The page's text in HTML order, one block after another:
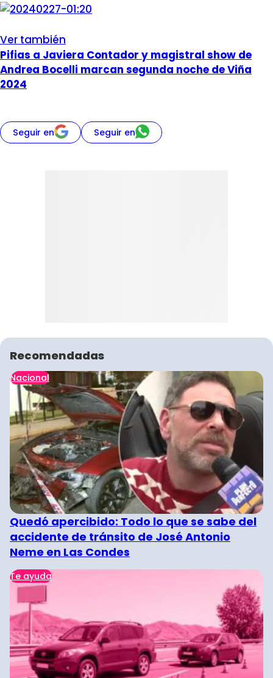
Ver también
Pifias a Javiera Contador y magistral show de
Andrea Bocelli marcan segunda noche de Viña
2024
Seguir en Seguir en
Recomendadas
Nacional
Quedó apercibido: Todo lo que se sabe del
accidente de tránsito de José Antonio
Neme en Las Condes
Te ayuda